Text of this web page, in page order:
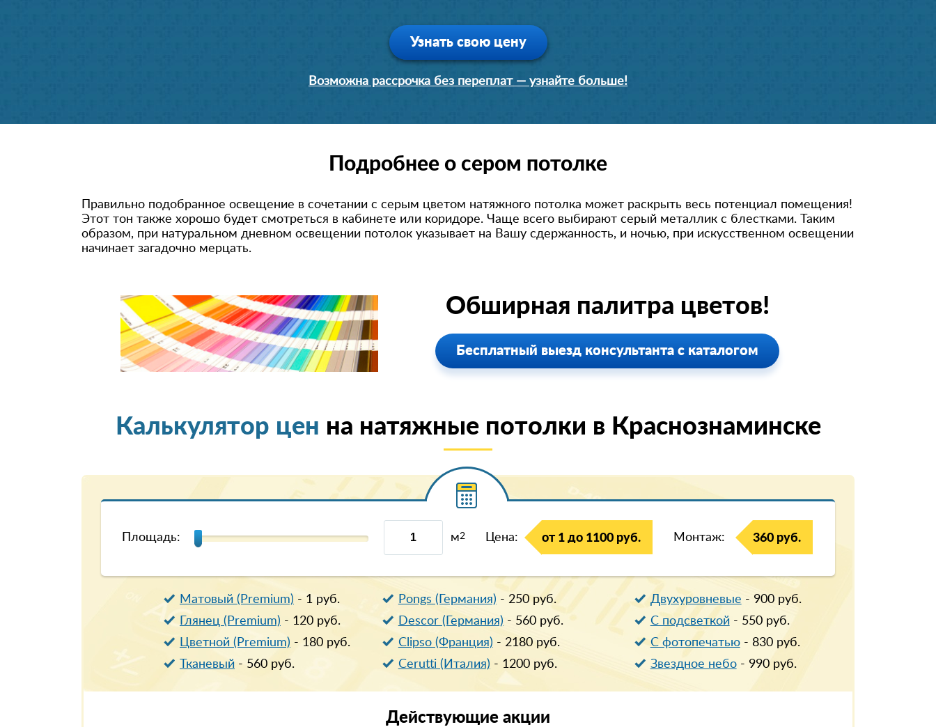
Узнать свою цену
Возможна рассрочка без переплат — узнайте больше!
Подробнее о сером потолке
Правильно подобранное освещение в сочетании с серым цветом натяжного потолка может раскрыть весь потенциал помещения!
Этот тон также хорошо будет смотреться в кабинете или коридоре. Чаще всего выбирают серый металлик с блестками. Таким
образом, при натуральном дневном освещении потолок указывает на Вашу сдержанность, и ночью, при искусственном освещении
начинает загадочно мерцать.
Обширная палитра цветов!
Бесплатный выезд консультанта с каталогом
Калькулятор цен на натяжные потолки в Краснознаминске
Площадь: м2 Цена: от 1 до 1100 руб. Монтаж: 360 руб.
Матовый (Premium) - 1руб. Двухуровневые - 900руб.
Pongs (Германия) - 250руб.
Глянец (Premium) - 120руб. С подсветкой- 550руб.
Descor (Германия) - 560руб.
Цветной (Premium) - 180руб. С фотопечатью- 830руб.
Clipso (Франция) - 2180руб.
Тканевый- 560руб. Звездное небо- 990руб.
Cerutti (Италия) - 1200руб.
Действующие акции